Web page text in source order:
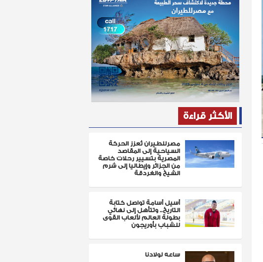
الأكثر قراءة
مصرللطيران تُعزز الحركة
السياحية إلى المقاصد
المصرية بتسيير رحلات خاصة
من الجزائر وإيطاليا إلى شرم
الشيخ والغردقة
أسيل أسامة تواصل كتابة
التاريخ.. وتتأهل إلى نهائي
بطولة العالم لألعاب القوى
للشباب بأوريجون
ساعه لولادنا